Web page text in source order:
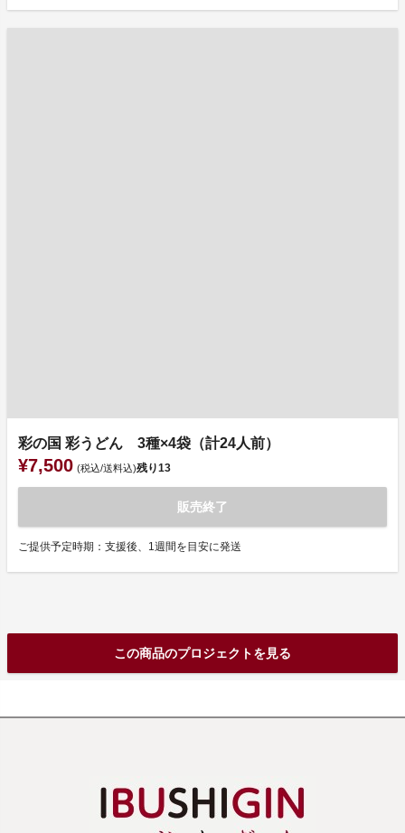
彩の国 彩うどん 3種×4袋（計24人前）
¥7,500 (税込/送料込)残り13
販売終了
ご提供予定時期：支援後、1週間を目安に発送
この商品のプロジェクトを見る